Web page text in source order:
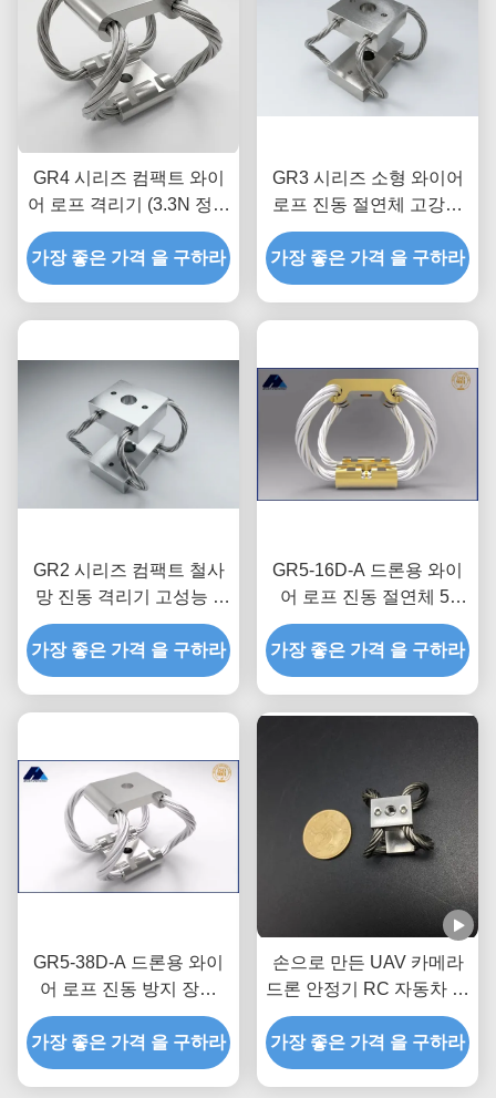
GR4 시리즈 컴팩트 와이
어 로프 격리기 (3.3N 정적
부하)
가장 좋은 가격 을 구하라
GR3 시리즈 소형 와이어
로프 진동 절연체 고강도
정밀 절연
가장 좋은 가격 을 구하라
GR2 시리즈 컴팩트 철사
망 진동 격리기 고성능 3
축 충격 완화
가장 좋은 가격 을 구하라
GR5-16D-A 드론용 와이
어 로프 진동 절연체 5-
6KG 하중
가장 좋은 가격 을 구하라
GR5-38D-A 드론용 와이
어 로프 진동 방지 장치
3.5-2000KG 하중
가장 좋은 가격 을 구하라
손으로 만든 UAV 카메라
드론 안정기 RC 자동차 항
공사진 진동 충격 흡수
GR3 시리즈 카메라 진동
가장 좋은 가격 을 구하라